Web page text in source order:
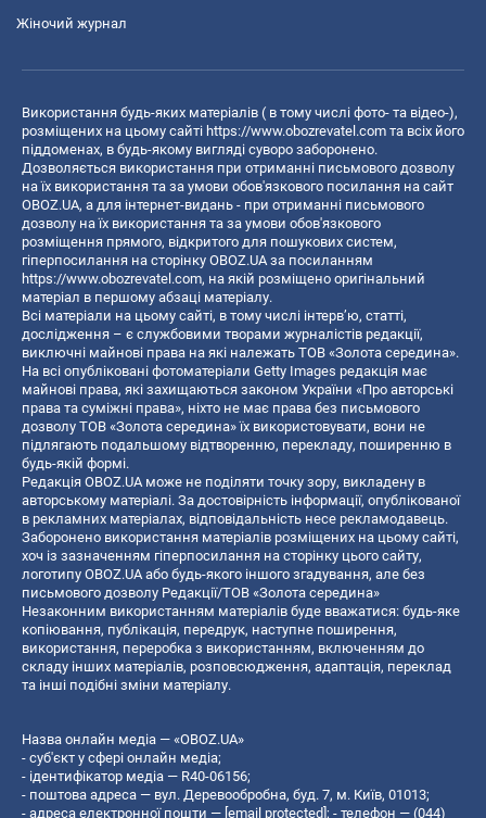
Жіночий журнал
Використання будь-яких матеріалів ( в тому числі фото- та відео-),
розміщених на цьому сайті https://www.obozrevatel.com та всіх його
піддоменах, в будь-якому вигляді суворо заборонено.
Дозволяється використання при отриманні письмового дозволу
на їх використання та за умови обов'язкового посилання на сайт
OBOZ.UA, а для інтернет-видань - при отриманні письмового
дозволу на їх використання та за умови обов'язкового
розміщення прямого, відкритого для пошукових систем,
гіперпосилання на сторінку OBOZ.UA за посиланням
https://www.obozrevatel.com, на якій розміщено оригінальний
матеріал в першому абзаці матеріалу.
Всі матеріали на цьому сайті, в тому числі інтерв’ю, статті,
дослідження – є службовими творами журналістів редакції,
виключні майнові права на які належать ТОВ «Золота середина».
На всі опубліковані фотоматеріали Getty Images редакція має
майнові права, які захищаються законом України «Про авторські
права та суміжні права», ніхто не має права без письмового
дозволу ТОВ «Золота середина» їх використовувати, вони не
підлягають подальшому відтворенню, перекладу, поширенню в
будь-якій формі.
Редакція OBOZ.UA може не поділяти точку зору, викладену в
авторському матеріалі. За достовірність інформації, опублікованої
в рекламних матеріалах, відповідальність несе рекламодавець.
Заборонено використання матеріалів розміщених на цьому сайті,
хоч із зазначенням гіперпосилання на сторінку цього сайту,
логотипу OBOZ.UA або будь-якого іншого згадування, але без
письмового дозволу Редакції/ТОВ «Золота середина»
Незаконним використанням матеріалів буде вважатися: будь-яке
копiювання, публiкацiя, передрук, наступне поширення,
використання, переробка з використанням, включенням до
складу інших матеріалів, розповсюдження, адаптація, переклад
та інші подібні зміни матеріалу.
Назва онлайн медіа — «OBOZ.UA»
- суб'єкт у сфері онлайн медіа;
- ідентифікатор медіа — R40-06156;
- поштова адреса — вул. Деревообробна, буд. 7, м. Київ, 01013;
- адреса електронної пошти — [email protected] ; - телефон — (044)